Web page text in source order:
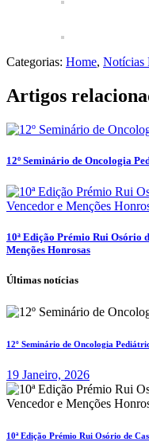
Categorias: Home, Notícias
Artigos
12º Seminário de Oncologia
10ª Edição Prémio Rui Osório
Menções Honrosas
Últimas notícias
12º Seminário de Oncologia
19 Janeiro, 2026
10ª Edição Prémio Rui Osório de